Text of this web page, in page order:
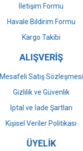
Gönder
İletişim Formu
Havale Bildirim Formu
Kargo Takibi
ALIŞVERİŞ
Mesafeli Satış Sözleşmesi
Gizlilik ve Güvenlik
İptal ve İade Şartları
Kişisel Veriler Politikası
ÜYELİK